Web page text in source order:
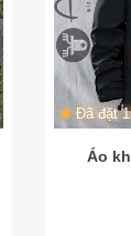
Đã đặt
Áo